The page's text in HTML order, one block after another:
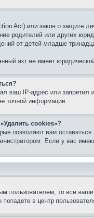
Act) или закон о защите
родителей или других
от детей младше
акт не имеет
ваш IP-адрес или
точной информации.
cookies»?
позволяют вам
Если у вас
пользователем, то все
в центр